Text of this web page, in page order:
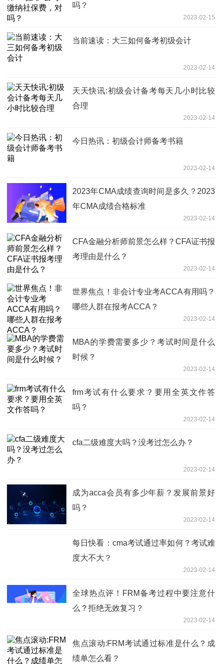
吗？
2023-02-15
当前速读：大三如何备考初级会计
2023-02-14
天天快讯:初级会计备考每天几小时比较
合理
2023-02-14
今日热讯：初级会计师备考书籍
2023-02-14
2023年CMA成绩查询时间是多久？2023
年CMA成绩合格标准
2023-02-14
CFA金融分析师前景怎么样？CFA证书报
考理由是什么？
2023-02-14
世界焦点！非会计专业考ACCA有用吗？
哪些人群在报考ACCA？
2023-02-14
MBA的学费需要多少？考试时间是什么
时候？
2023-02-14
frm考试有什么要求？要用全英文作答
吗？
2023-02-14
cfa二级难度大吗？没考过怎么办？
2023-02-14
成为acca会员有多少年薪？发展前景好
吗？
2023-02-14
每日快看：cma考试通过率如何？考试难
度大不大？
2023-02-14
全球热点评！FRM备考过程中要注意什
么？拒绝无效复习？
2023-02-14
焦点滚动:FRM考试通过标准是什么？成
绩单怎么看？